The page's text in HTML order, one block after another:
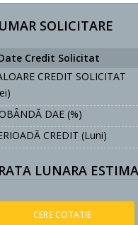
SOLICITARE
Credit Solicitat
CREDIT SOLICITAT
DAE (%)
CREDIT (luni)
RATA LUNARA
CERE COTATIE